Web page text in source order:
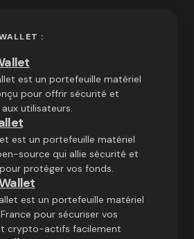
:
est un portefeuille matériel
pour offrir sécurité et
utilisateurs.
est un portefeuille matériel
source qui allie sécurité et
protéger vos fonds.
est un portefeuille matériel
pour sécuriser vos
crypto-actifs facilement